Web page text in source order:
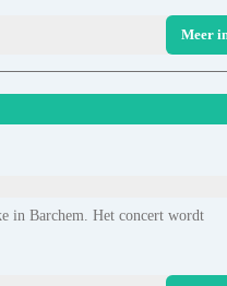
Meer
in Barchem. Het concert wordt